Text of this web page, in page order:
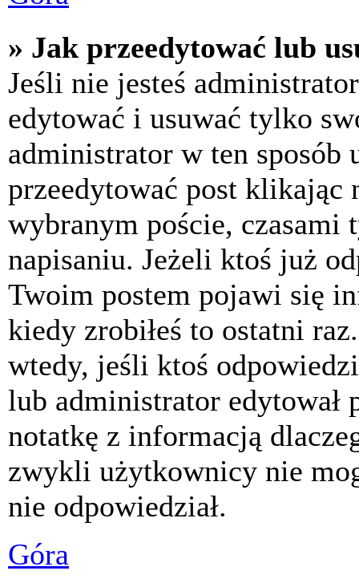
» Jak przeedytować lub
Jeśli nie jesteś
edytować i usuwać tylko
administrator w ten sposób
przeedytować post klikając
wybranym poście, czasami
napisaniu. Jeżeli ktoś już
Twoim postem pojawi się
kiedy zrobiłeś to ostatni
wtedy, jeśli ktoś
lub administrator edytował
notatkę z informacją
zwykli użytkownicy nie
nie odpowiedział.
Góra